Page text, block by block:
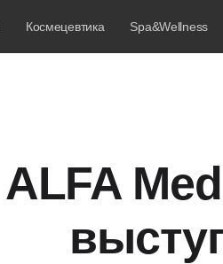
Космецевтика Spa&Wellness
ALFA